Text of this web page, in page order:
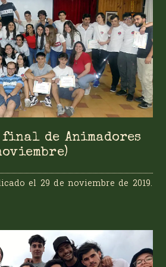
de Animadores
el 29 de noviembre de 2019.